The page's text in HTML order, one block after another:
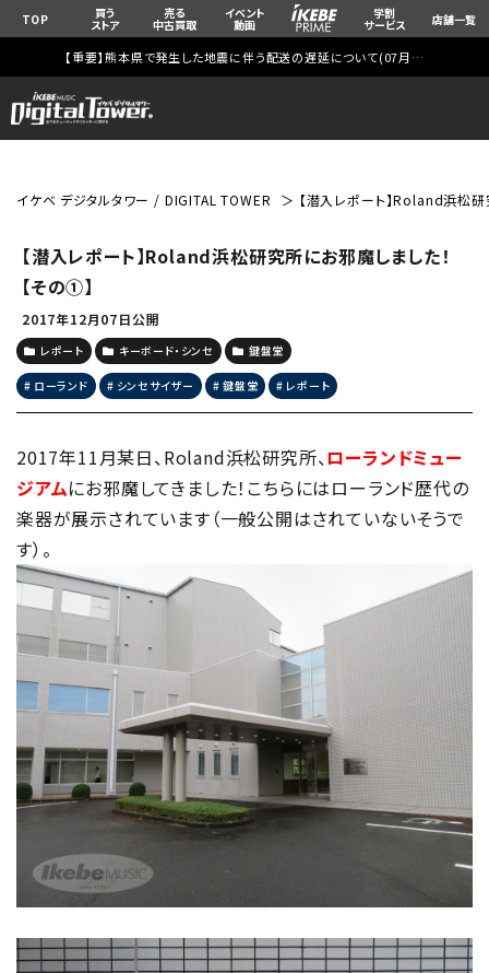
TOP 買う
ストア
売る
中古買取
イベント
動画
学割
サービス 店舗一覧
【重要】熊本県で発生した地震に伴う配送の遅延について(07月29日
イケベ デジタルタワー / DIGITAL TOWER 【潜入レポート】Roland浜松
【潜入レポート】Roland浜松研究所にお邪魔しました！
【その①】
2017年12月07日公開
レポート キーボード・シンセ 鍵盤堂
ローランド シンセサイザー 鍵盤堂 レポート
2017年11月某日、Roland浜松研究所、ローランドミュー
ジアムにお邪魔してきました！こちらにはローランド歴代の
楽器が展示されています（一般公開はされていないそうで
す）。